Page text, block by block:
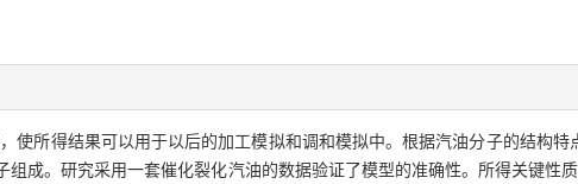
使所得结果可以用于以后的加工模拟和调和模拟中。根据汽油分子的结构特
成。研究采用一套催化裂化汽油的数据验证了模型的准确性。所得关键性